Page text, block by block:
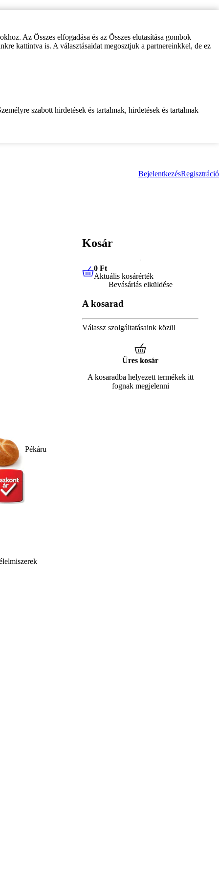
Az Összes elfogadása és az Összes elutasítása gombok
kattintva is. A választásaidat megosztjuk a partnereinkkel, de ez
szabott hirdetések és tartalmak, hirdetések és tartalmak
BejelentkezésRegisztráció
Pékáru
Kosár
0 FtAktuális kosárérték
0 Ft
Aktuális kosárérték
Bevásárlás elküldése
A kosarad
Válassz szolgáltatásaink közül
Üres kosár
A kosaradba helyezett termékek itt
fognak megjelenni